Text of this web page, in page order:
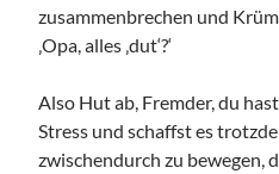
zusammenbrechen und
‚Opa, alles ‚dut‘?‘
Also Hut ab, Fremder, du
Stress und schaffst es
zwischendurch zu bewegen,